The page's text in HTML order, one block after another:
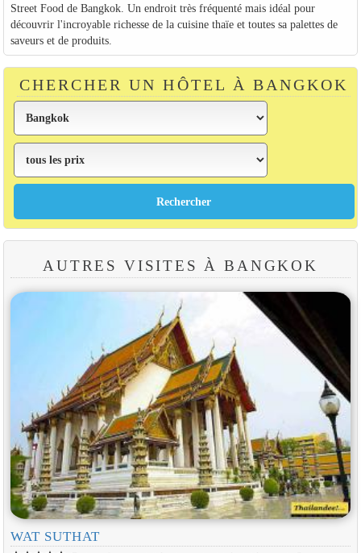
Street Food de Bangkok. Un endroit très fréquenté mais idéal pour
découvrir l'incroyable richesse de la cuisine thaïe et toutes sa palettes de
saveurs et de produits.
CHERCHER UN HÔTEL À BANGKOK
AUTRES VISITES À BANGKOK
WAT SUTHAT